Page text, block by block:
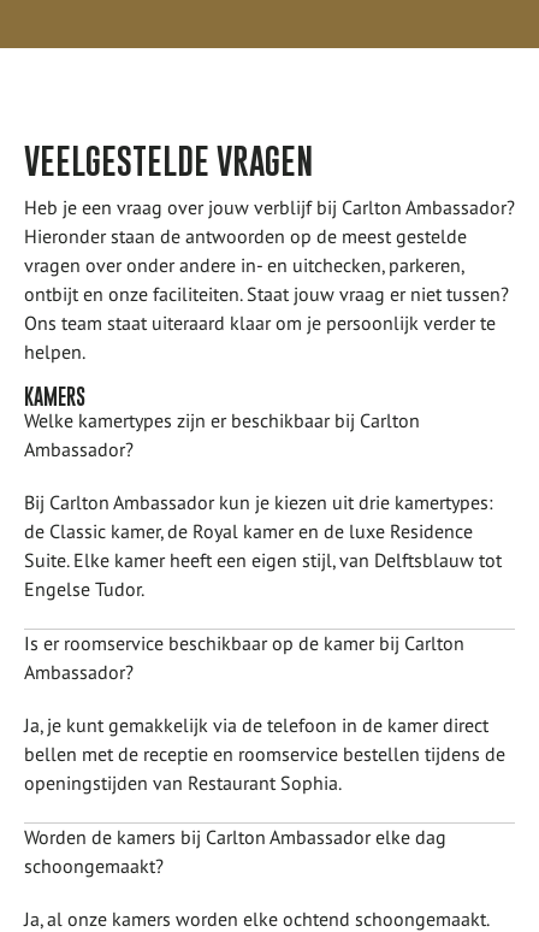
VEELGESTELDE VRAGEN
Heb je een vraag over jouw verblijf bij Carlton Ambassador?
Hieronder staan de antwoorden op de meest gestelde
vragen over onder andere in- en uitchecken, parkeren,
ontbijt en onze faciliteiten. Staat jouw vraag er niet tussen?
Ons team staat uiteraard klaar om je persoonlijk verder te
helpen.
KAMERS
Welke kamertypes zijn er beschikbaar bij Carlton
Ambassador?
Bij Carlton Ambassador kun je kiezen uit drie kamertypes:
de Classic kamer, de Royal kamer en de luxe Residence
Suite. Elke kamer heeft een eigen stijl, van Delftsblauw tot
Engelse Tudor.
Is er roomservice beschikbaar op de kamer bij Carlton
Ambassador?
Ja, je kunt gemakkelijk via de telefoon in de kamer direct
bellen met de receptie en roomservice bestellen tijdens de
openingstijden van Restaurant Sophia.
Worden de kamers bij Carlton Ambassador elke dag
schoongemaakt?
Ja, al onze kamers worden elke ochtend schoongemaakt.